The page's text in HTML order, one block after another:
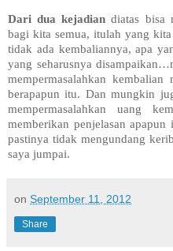
Dari dua kejadiandiatas bisa
bagi kita semua, itulah yang
tidak ada kembaliannya, apa
yang seharusnya
mempermasalahkan
berapapun itu. Dan mungkin
mempermasalahkan uang
memberikan penjelasan
pastinya tidak mengundang
saya jumpai.
on September 11, 2012
Share